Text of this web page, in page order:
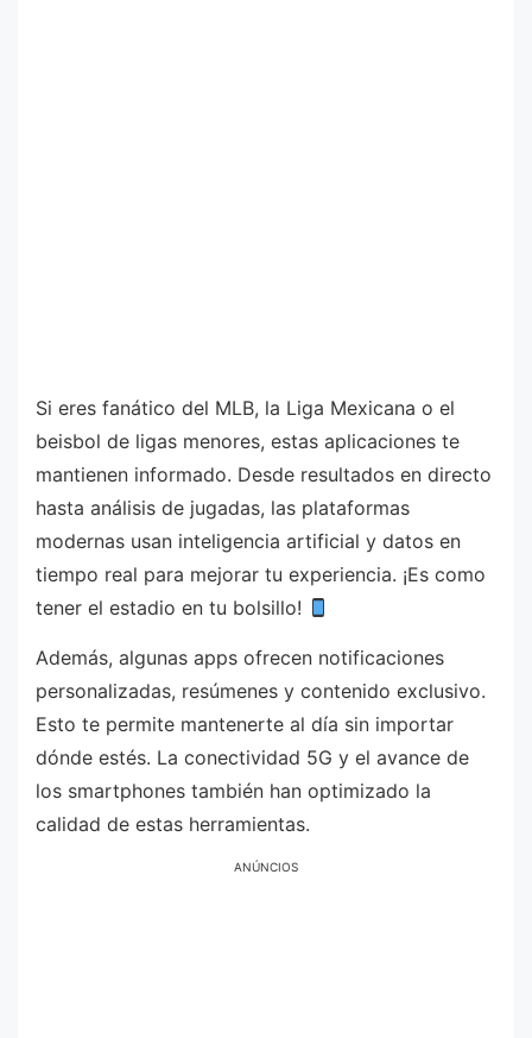
Si eres fanático del MLB, la Liga Mexicana o el
beisbol de ligas menores, estas aplicaciones te
mantienen informado. Desde resultados en directo
hasta análisis de jugadas, las plataformas
modernas usan inteligencia artificial y datos en
tiempo real para mejorar tu experiencia. ¡Es como
tener el estadio en tu bolsillo!
Además, algunas apps ofrecen notificaciones
personalizadas, resúmenes y contenido exclusivo.
Esto te permite mantenerte al día sin importar
dónde estés. La conectividad 5G y el avance de
los smartphones también han optimizado la
calidad de estas herramientas.
ANÚNCIOS